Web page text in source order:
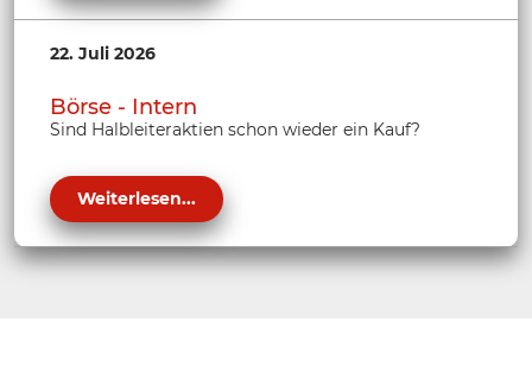
22. Juli 2026
Börse - Intern
Sind Halbleiteraktien schon wieder ein Kauf?
Weiterlesen...